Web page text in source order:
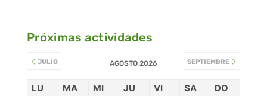
Próximas actividades
JULIO AGOSTO 2026 SEPTIEMBRE
LU MA MI JU VI SA DO